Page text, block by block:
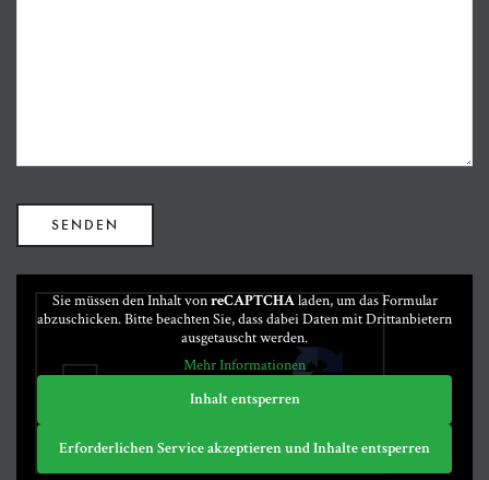
Sie müssen den Inhalt vonreCAPTCHAladen, um das Formular
abzuschicken. Bitte beachten Sie, dass dabei Daten mit Drittanbietern
ausgetauscht werden.
Mehr Informationen
Inhalt entsperren
Erforderlichen Service akzeptieren und Inhalte entsperren